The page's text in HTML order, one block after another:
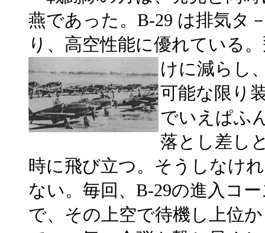
燕であった。B-29 は排気タ
り、高空性能に優れている
けに減らし
可能な限り
でいえぱふ
落とし差し
時に飛び立つ。そうしなけ
ない。毎回、B-29の進入コ
で、その上空で待機し上位